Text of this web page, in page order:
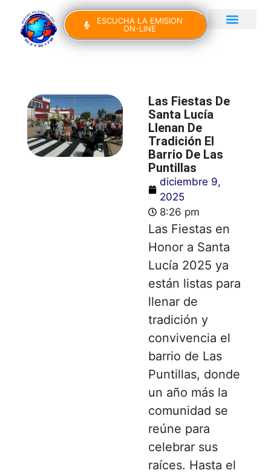
ESCUCHA LA EMISION
ON-LINE
Las Fiestas De
Santa Lucía
Llenan De
Tradición El
Barrio De Las
Puntillas
diciembre 9,
2025
8:26 pm
Las Fiestas en
Honor a Santa
Lucía 2025 ya
están listas para
llenar de
tradición y
convivencia el
barrio de Las
Puntillas, donde
un año más la
comunidad se
reúne para
celebrar sus
raíces. Hasta el